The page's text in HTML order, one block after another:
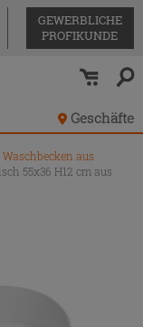
GEWERBLICHE
PROFIKUNDE
Geschäfte
Waschbecken aus
55x36 H12 cm aus